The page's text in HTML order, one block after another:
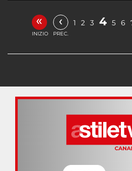
«
INIZIO
‹
PREC.
1 2 3 4 5 6